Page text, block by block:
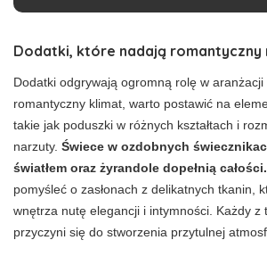
Dodatki, które nadają romantyczny
Dodatki odgrywają ogromną rolę w
romantyczny klimat, warto postawić na
takie jak poduszki w różnych kształtach i
narzuty. Świece w ozdobnych
światłem oraz żyrandole dopełnią całości.
pomyśleć o zasłonach z delikatnych tkanin,
wnętrza nutę elegancji i intymności. Każdy z
przyczyni się do stworzenia przytulnej